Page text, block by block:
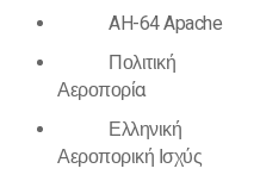
AH-64 Apache
Πολιτική
Αεροπορία
Ελληνική
Αεροπορική Ισχύς